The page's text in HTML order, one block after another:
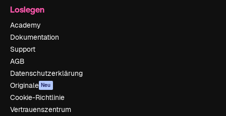
Loslegen
Academy
Dokumentation
Support
AGB
Datenschutzerklärung
Originale Neu
Cookie-Richtlinie
Vertrauenszentrum